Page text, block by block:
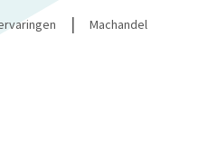
| Machandel